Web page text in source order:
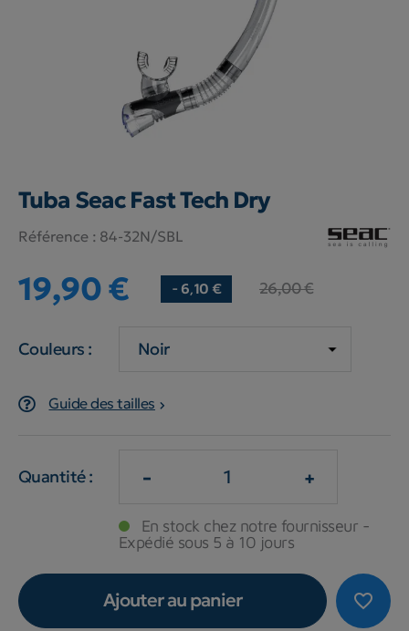
Tuba Seac Fast Tech Dry
Référence : 84-32N/SBL
19,90 € - 6,10 € 26,00 €
Couleurs :
Guide des tailles
Quantité : - +
En stock chez notre fournisseur -
Expédié sous 5 à 10 jours
favorite_border
Ajouter au panier